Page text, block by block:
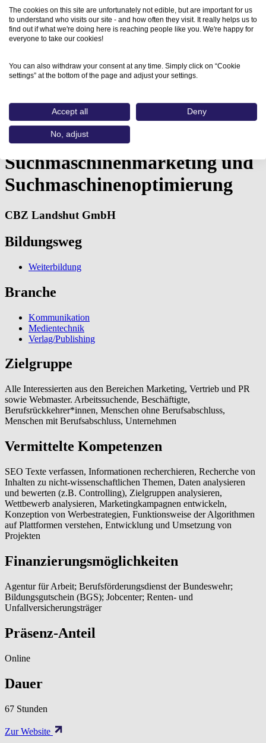
Aus- und Weiterbildungen
SEM und SEO -…
SEM und SEO -
Suchmaschinenmarketing und
Suchmaschinenoptimierung
CBZ Landshut GmbH
Bildungsweg
Weiterbildung
Branche
Kommunikation
Medientechnik
Verlag/Publishing
Zielgruppe
Alle Interessierten aus den Bereichen Marketing, Vertrieb und PR
sowie Webmaster. Arbeitssuchende, Beschäftigte,
Berufsrückkehrer*innen, Menschen ohne Berufsabschluss,
Menschen mit Berufsabschluss, Unternehmen
Vermittelte Kompetenzen
SEO Texte verfassen, Informationen recherchieren, Recherche von
Inhalten zu nicht-wissenschaftlichen Themen, Daten analysieren
und bewerten (z.B. Controlling), Zielgruppen analysieren,
Wettbewerb analysieren, Marketingkampagnen entwickeln,
Konzeption von Werbestrategien, Funktionsweise der Algorithmen
auf Plattformen verstehen, Entwicklung und Umsetzung von
Projekten
Finanzierungsmöglichkeiten
Agentur für Arbeit; Berufsförderungsdienst der Bundeswehr;
Bildungsgutschein (BGS); Jobcenter; Renten- und
Unfallversicherungsträger
Präsenz-Anteil
Online
Dauer
67 Stunden
Zur Website
The cookies on this site are unfortunately not edible, but are important for us
to understand who visits our site - and how often they visit. It really helps us to
find out if what we're doing here is reaching people like you. We're happy for
everyone to take our cookies!
You can also withdraw your consent at any time. Simply click on “Cookie
settings” at the bottom of the page and adjust your settings.
Accept all Deny
No, adjust